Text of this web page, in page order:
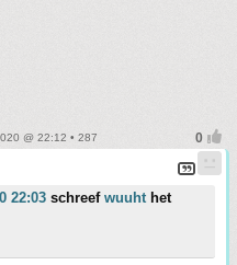
@ 22:12 • 287
22:03 schreef wuuhthet